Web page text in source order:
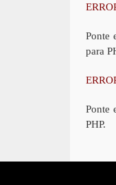
Ponte
para
Ponte
PHP.